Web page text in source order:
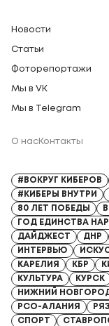
Новости
Статьи
Фоторепортажи
Мы в VK
Мы в Telegram
О насКонтакты
#ВОКРУГ КИБЕРОВ
#КИБЕРЫ ВНУТРИ
80 ЛЕТ ПОБЕДЫ
ГОД ЕДИНСТВА
ДАЙДЖЕСТ
ДНР
ИНТЕРВЬЮ
КАРЕЛИЯ
КБР
КУЛЬТУРА
КУРСК
НИЖНИЙ
РСО-АЛАНИЯ
СПОРТ